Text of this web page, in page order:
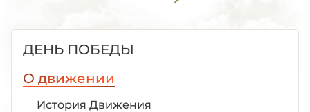
ДЕНЬ ПОБЕДЫ
О движении
История Движения